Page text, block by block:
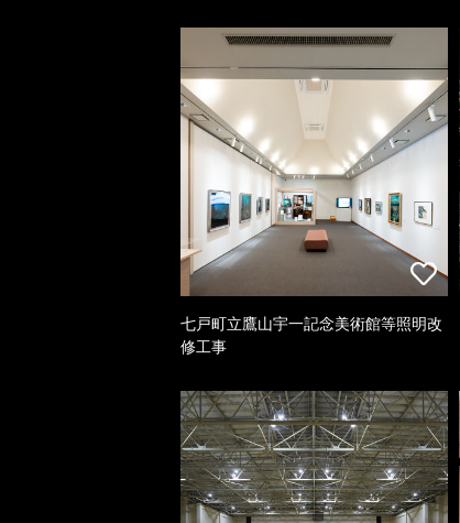
七戸町立鷹山宇一記念美術館等照明改
修工事